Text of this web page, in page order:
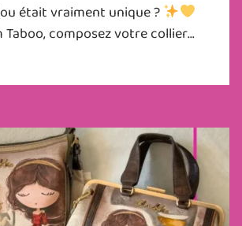
était vraiment unique ?
Taboo, composez votre collier...